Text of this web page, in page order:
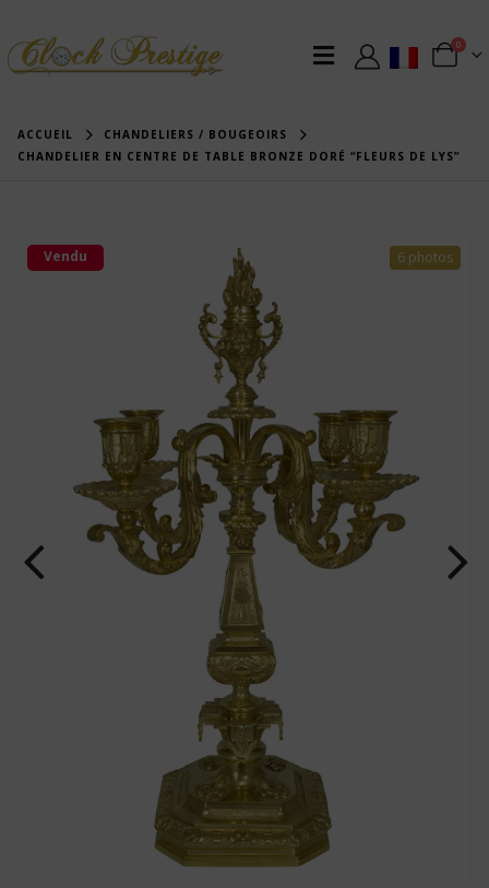
0
ACCUEIL
CHANDELIERS / BOUGEOIRS
CHANDELIER EN CENTRE DE TABLE BRONZE DORÉ “FLEURS DE LYS”
6 photos
Vendu